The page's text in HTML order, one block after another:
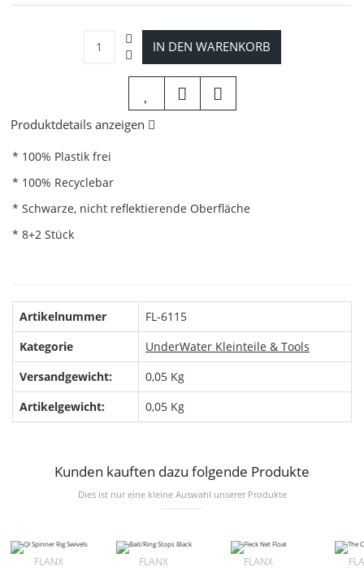
IN DEN WARENKORB
Produktdetails anzeigen
* 100% Plastik frei
* 100% Recyclebar
* Schwarze, nicht reflektierende Oberfläche
* 8+2 Stück
Artikelnummer
FL-6115
Kategorie
UnderWater Kleinteile & Tools
Versandgewicht:
0,05 Kg
Artikelgewicht:
0,05 Kg
Kunden kauften dazu folgende Produkte
Dies ist nur eine kleine Auswahl unserer Produkte
FLANX FLANX FLANX